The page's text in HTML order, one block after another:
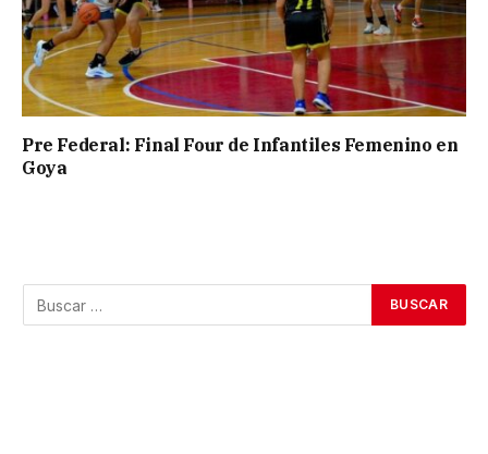
Pre Federal: Final Four de Infantiles Femenino en
Goya